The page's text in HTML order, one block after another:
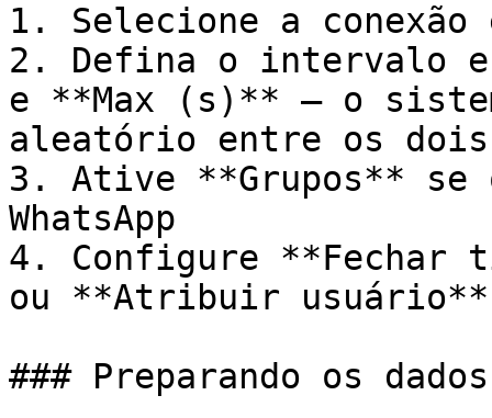
1. Selecione a conexão
2. Defina o intervalo
e **Max (s)** — o
aleatório entre os dois
3. Ative **Grupos** se
WhatsApp
4. Configure
ou **Atribuir usuário**
### Preparando os dados